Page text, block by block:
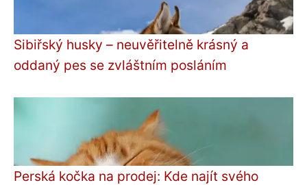
Sibiřský husky – neuvěřitelně krásný a
oddaný pes se zvláštním posláním
Perská kočka na prodej: Kde najít svého